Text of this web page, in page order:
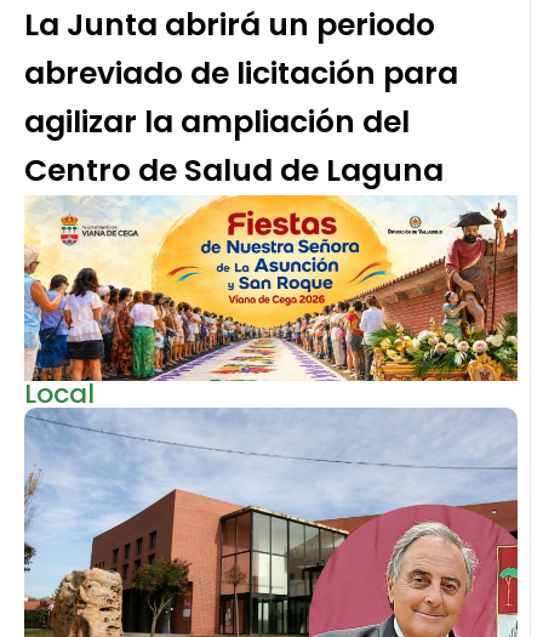
La Junta abrirá un periodo
abreviado de licitación para
agilizar la ampliación del
Centro de Salud de Laguna
Local